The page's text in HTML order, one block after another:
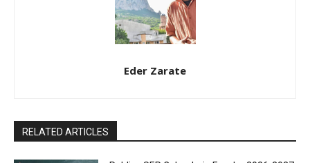
Eder Zarate
RELATED ARTICLES